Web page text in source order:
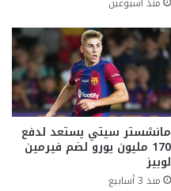
مانشستر سيتي يستعد لدفع
170 مليون يورو لضم فيرمين
لوبيز
منذ 3 أسابيع